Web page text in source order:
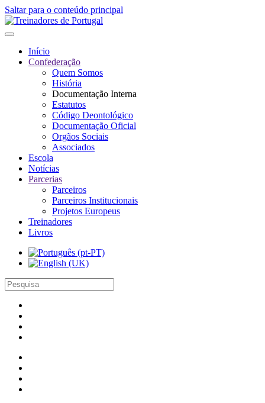
Saltar para o conteúdo principal
Início
Confederação
Quem Somos
História
Documentação Interna
Estatutos
Código Deontológico
Documentação Oficial
Orgãos Sociais
Associados
Escola
Notícias
Parcerias
Parceiros
Parceiros Institucionais
Projetos Europeus
Treinadores
Livros